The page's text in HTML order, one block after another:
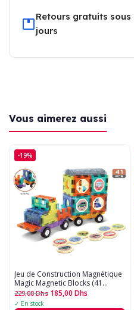
Retours gratuits sous
jours
Vous aimerez aussi
-19%
Jeu de Construction Magnétique 
Magic Magnetic Blocks (41
Pièces)
229,00Dhs 185,00 Dhs
✓ En stock